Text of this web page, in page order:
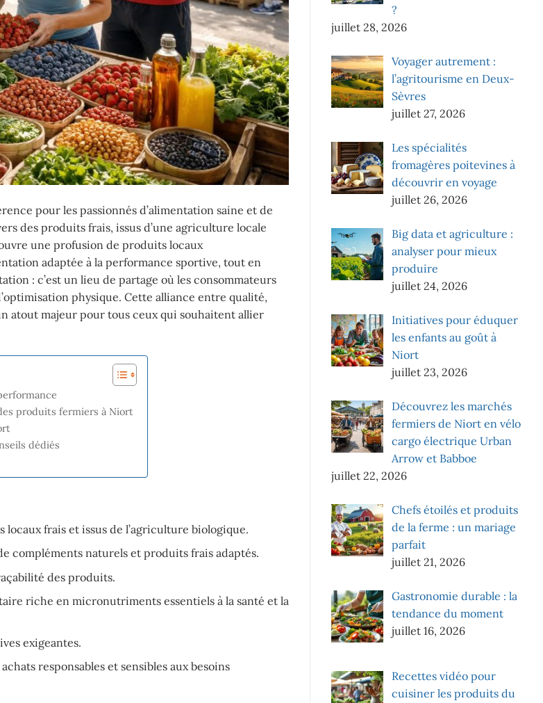
pour les passionnés d’alimentation saine et de
des produits frais, issus d’une agriculture locale
une profusion de produits locaux
adaptée à la performance sportive, tout en
: c’est un lieu de partage où les consommateurs
physique. Cette alliance entre qualité,
majeur pour tous ceux qui souhaitent allier
produits fermiers à Niort
dédiés
frais et issus de l’agriculture biologique.
compléments naturels et produits frais adaptés.
des produits.
riche en micronutriments essentiels à la santé et la
exigeantes.
responsables et sensibles aux besoins
?
juillet 28, 2026
Voyager autrement :
l’agritourisme en Deux-
Sèvres
juillet 27, 2026
Les spécialités
fromagères poitevines à
découvrir en voyage
juillet 26, 2026
Big data et agriculture :
analyser pour mieux
produire
juillet 24, 2026
Initiatives pour éduquer
les enfants au goût à
Niort
juillet 23, 2026
Découvrez les marchés
fermiers de Niort en vélo
cargo électrique Urban
Arrow et Babboe
juillet 22, 2026
Chefs étoilés et produits
de la ferme : un mariage
parfait
juillet 21, 2026
Gastronomie durable : la
tendance du moment
juillet 16, 2026
Recettes vidéo pour
cuisiner les produits du